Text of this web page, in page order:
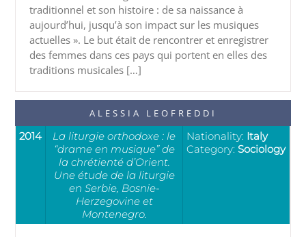
traditionnel et son histoire : de sa naissance à
aujourd’hui, jusqu’à son impact sur les musiques
actuelles ». Le but était de rencontrer et enregistrer
des femmes dans ces pays qui portent en elles des
traditions musicales […]
ALESSIA LEOFREDDI
2014
La liturgie orthodoxe : le
“drame en musique” de
la chrétienté d’Orient.
Une étude de la liturgie
en Serbie, Bosnie-
Herzegovine et
Montenegro.
Nationality: Italy
Category:Sociology